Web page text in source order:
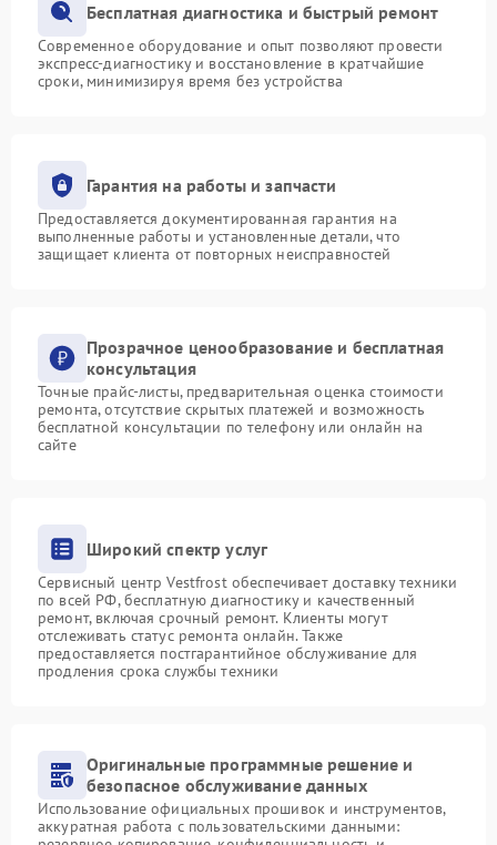
Бесплатная диагностика и быстрый ремонт
Современное оборудование и опыт позволяют провести
экспресс-диагностику и восстановление в кратчайшие
сроки, минимизируя время без устройства
Гарантия на работы и запчасти
Предоставляется документированная гарантия на
выполненные работы и установленные детали, что
защищает клиента от повторных неисправностей
Прозрачное ценообразование и бесплатная
консультация
Точные прайс-листы, предварительная оценка стоимости
ремонта, отсутствие скрытых платежей и возможность
бесплатной консультации по телефону или онлайн на
сайте
Широкий спектр услуг
Сервисный центр Vestfrost обеспечивает доставку техники
по всей РФ, бесплатную диагностику и качественный
ремонт, включая срочный ремонт. Клиенты могут
отслеживать статус ремонта онлайн. Также
предоставляется постгарантийное обслуживание для
продления срока службы техники
Оригинальные программные решение и
безопасное обслуживание данных
Использование официальных прошивок и инструментов,
аккуратная работа с пользовательскими данными: